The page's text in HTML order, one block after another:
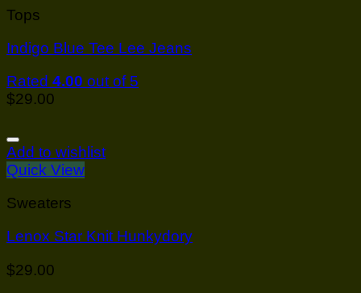
Tops
Indigo Blue Tee Lee Jeans
Rated 4.00 out of 5
$29.00
Add to wishlist
Quick View
Sweaters
Lenox Star Knit Hunkydory
$29.00